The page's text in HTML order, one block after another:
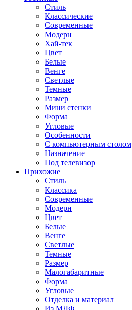
Стиль
Классические
Современные
Модерн
Хай-тек
Цвет
Белые
Венге
Светлые
Темные
Размер
Мини стенки
Форма
Угловые
Особенности
С компьютерным столом
Назначение
Под телевизор
Прихожие
Стиль
Классика
Современные
Модерн
Цвет
Белые
Венге
Светлые
Темные
Размер
Малогабаритные
Форма
Угловые
Отделка и материал